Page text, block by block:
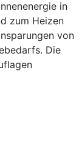
in
zum Heizen
von
Die